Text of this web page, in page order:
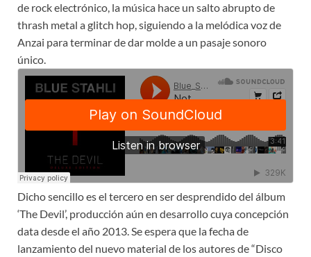
de rock electrónico, la música hace un salto abrupto de
thrash metal a glitch hop, siguiendo a la melódica voz de
Anzai para terminar de dar molde a un pasaje sonoro
único.
Dicho sencillo es el tercero en ser desprendido del álbum
‘The Devil’, producción aún en desarrollo cuya concepción
data desde el año 2013. Se espera que la fecha de
lanzamiento del nuevo material de los autores de “Disco